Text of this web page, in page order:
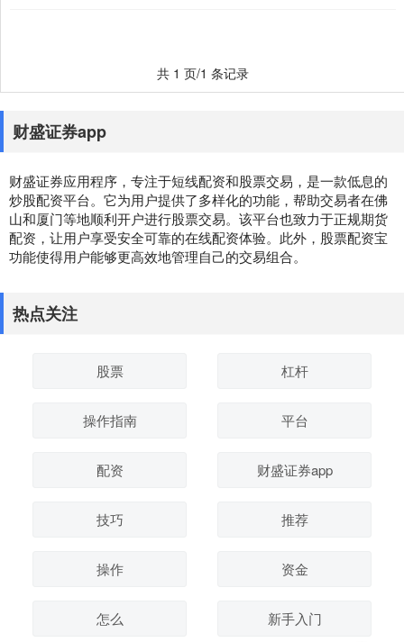
共 1 页/1 条记录
财盛证券app
财盛证券应用程序，专注于短线配资和股票交易，是一款低息的
炒股配资平台。它为用户提供了多样化的功能，帮助交易者在佛
山和厦门等地顺利开户进行股票交易。该平台也致力于正规期货
配资，让用户享受安全可靠的在线配资体验。此外，股票配资宝
功能使得用户能够更高效地管理自己的交易组合。
热点关注
股票 杠杆
操作指南 平台
配资 财盛证券app
技巧 推荐
操作 资金
怎么 新手入门